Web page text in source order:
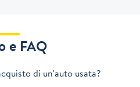
e FAQ
di un'auto usata?